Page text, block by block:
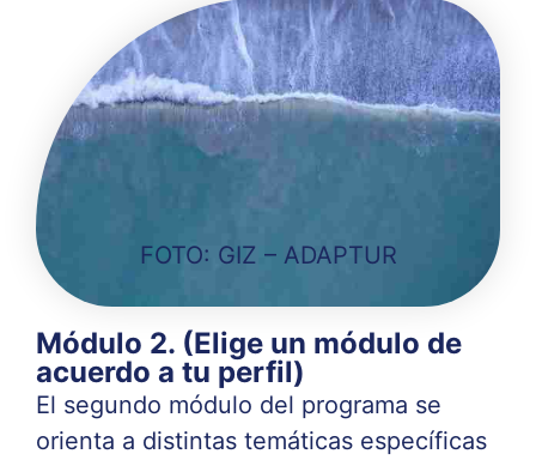
FOTO: GIZ – ADAPTUR
Módulo 2. (Elige un módulo de
acuerdo a tu perfil)
El segundo módulo del programa se
orienta a distintas temáticas específicas